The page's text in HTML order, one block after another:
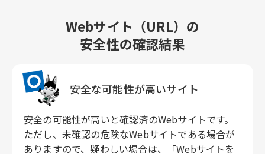
Webサイト（URL）の
安全性の確認結果
安全な可能性が高いサイト
安全の可能性が高いと確認済のWebサイトです。
ただし、未確認の危険なWebサイトである場合が
ありますので、疑わしい場合は、「Webサイトを